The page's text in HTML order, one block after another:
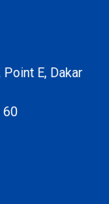
Point E, Dakar
60